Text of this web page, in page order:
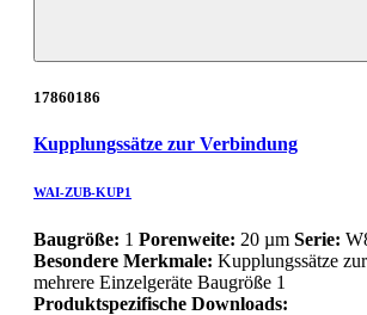
17860186
Kupplungssätze zur Verbindung
WAI-ZUB-KUP1
Baugröße: 1 Porenweite: 20 µm Serie:
Besondere Merkmale: Kupplungssätze
mehrere Einzelgeräte Baugröße 1
Produktspezifische Downloads: